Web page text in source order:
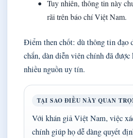
Tuy nhiên, thông tin này
rãi trên báo chí Việt Nam.
Điểm then chốt: dù thông tin đạo
chắn, dàn diễn viên chính đã
nhiều nguồn uy tín.
TẠI SAO ĐIỀU NÀY QUAN
Với khán giả Việt Nam, việc
chính giúp họ dễ dàng quyết